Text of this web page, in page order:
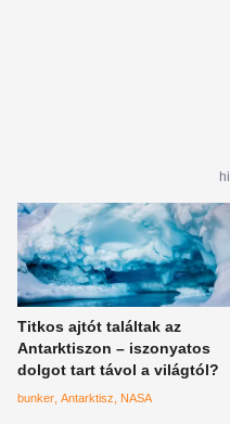
Titkos ajtót találtak az
Antarktiszon – iszonyatos
dolgot tart távol a világtól?
bunker Antarktisz NASA